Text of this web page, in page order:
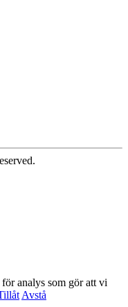
analys som gör att vi
Avstå